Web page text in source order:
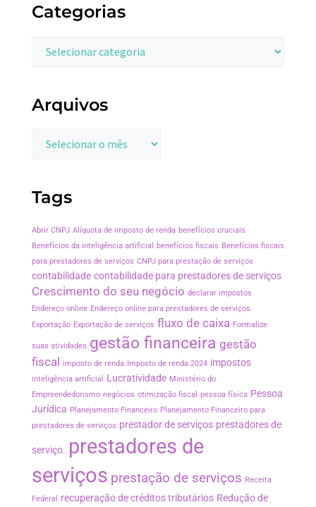
Categorias
Arquivos
Tags
Abrir CNPJ Alíquota de imposto de renda benefícios cruciais
Benefícios da inteligência artificial
benefícios fiscais Benefícios fiscais
para prestadores de serviços CNPJ para prestação de serviços
contabilidade contabilidade para prestadores de serviços
Crescimento do seu negócio declarar impostos
Endereço online Endereço online para prestadores de serviços
Exportação Exportação de serviços fluxo de caixa Formalize
suas atividades gestão financeira gestão
fiscal
imposto de renda Imposto de renda 2024 impostos
inteligência artificial Lucratividade Ministério do
Empreendedorismo negócios otimização fiscal pessoa física Pessoa
Jurídica Planejamento Financeiro Planejamento Financeiro para
prestadores de serviços prestador de serviços prestadores de
serviço. prestadores de
serviços prestação de serviços Receita
Federal recuperação de créditos tributários Redução de